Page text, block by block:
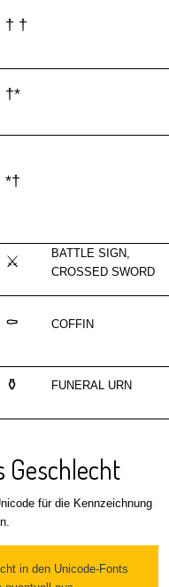
† †
†*
*†
⚔
BATTLE SIGN,
CROSSED SWORD
⚰ COFFIN
⚱ FUNERAL URN
Geschlecht
für die Kennzeichnung
in den Unicode-Fonts